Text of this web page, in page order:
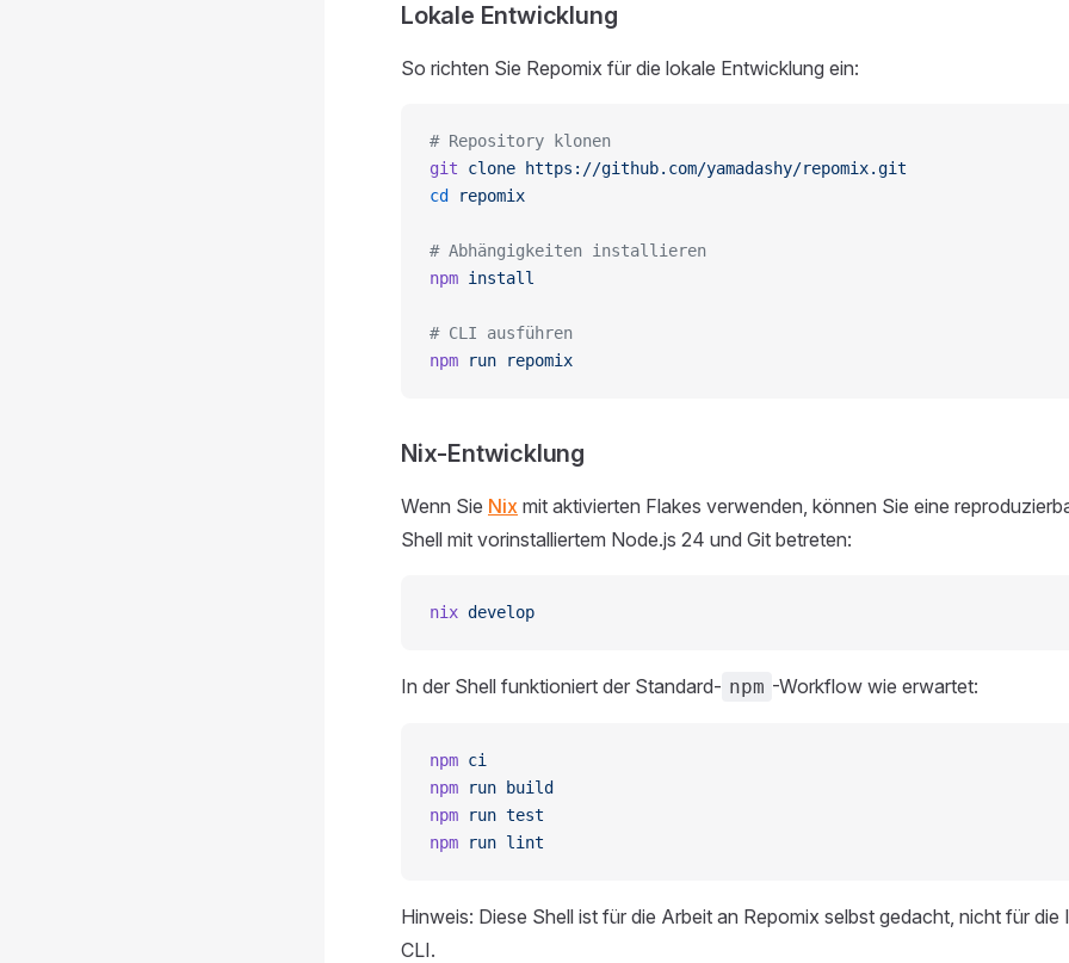
Lokale Entwicklung
So richten Sie Repomix für die lokale Entwicklung ein:
# Repository klonen
git clone https://github.com/yamadashy/repomix.git
cd
repomix
# Abhängigkeiten installieren
npm install
# CLI ausführen
npm run repomix
Nix-Entwicklung
Wenn Sie Nix mit aktivierten Flakes verwenden, können Sie eine
Shell mit vorinstalliertem Node.js 24 und Git betreten:
nix develop
In der Shell funktioniert der Standard- npm -Workflow wie erwartet:
npm ci
npm run build
npm run test
npm run lint
Hinweis: Diese Shell ist für die Arbeit an Repomix selbst gedacht, nicht für die
CLI.